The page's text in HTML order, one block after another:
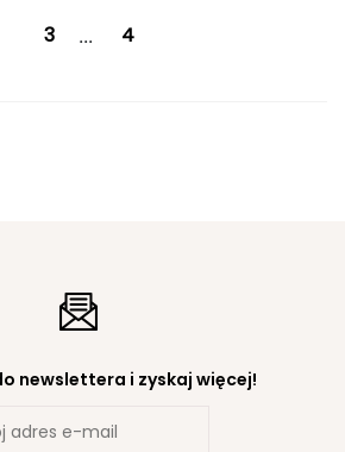
...
newslettera i zyskaj więcej!